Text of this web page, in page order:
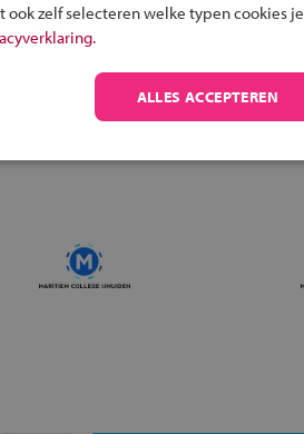
aan te melden bij
ook zelf selecteren welke typen cookies je
ALLES ACCEPTEREN